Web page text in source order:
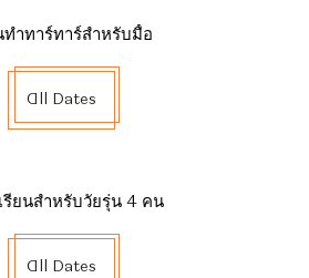
ทำทาร์ทาร์สำหรับมื้อ
All Dates
รียนสำหรับวัยรุ่น 4 คน
All Dates